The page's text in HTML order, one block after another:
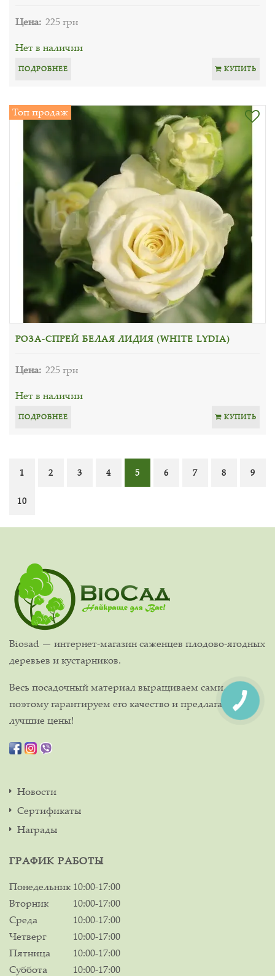
Цена: 225 грн
Нет в наличии
ПОДРОБНЕЕ КУПИТЬ
Топ продаж
РОЗА-СПРЕЙ БЕЛАЯ ЛИДИЯ (WHITE LYDIA)
Цена: 225 грн
Нет в наличии
ПОДРОБНЕЕ КУПИТЬ
1 2 3 4 5 6 7 8 9
10
Biosad — интернет-магазин саженцев плодово-ягодных
деревьев и кустарников.
Весь посадочный материал выращиваем сами,
поэтому гарантируем его качество и предлагаем
лучшие цены!
Новости
Сертификаты
Награды
ГРАФИК РАБОТЫ
Понедельник 10:00-17:00
Вторник
10:00-17:00
Среда
10:00-17:00
Четверг
10:00-17:00
Пятница
10:00-17:00
Суббота
10:00-17:00